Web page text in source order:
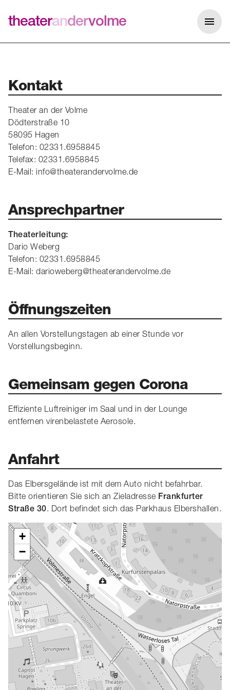
theaterandervolme
Kontakt
Theater an der Volme
Dödterstraße 10
58095 Hagen
Telefon: 02331.6958845
Telefax: 02331.6958845
E-Mail: info@theaterandervolme.de
Ansprechpartner
Theaterleitung:
Dario Weberg
Telefon: 02331.6958845
E-Mail: darioweberg@theaterandervolme.de
Öffnungszeiten
An allen Vorstellungstagen ab einer Stunde vor
Vorstellungsbeginn.
Gemeinsam gegen Corona
Effiziente Luftreiniger im Saal und in der Lounge
entfernen virenbelastete Aerosole.
Anfahrt
Das Elbersgelände ist mit dem Auto nicht befahrbar.
Bitte orientieren Sie sich an Zieladresse Frankfurter
Straße 30. Dort befindet sich das Parkhaus Elbershallen.
+
−